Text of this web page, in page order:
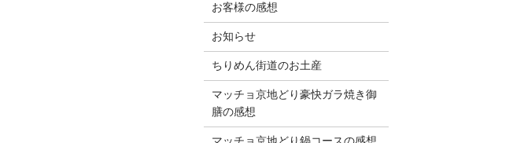
お客様の感想
お知らせ
ちりめん街道のお土産
マッチョ京地どり豪快ガラ焼き御
膳の感想